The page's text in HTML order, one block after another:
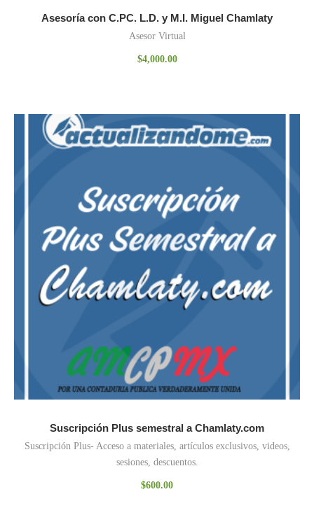
Asesoría con C.PC. L.D. y M.I. Miguel Chamlaty
Asesor Virtual
$4,000.00
Suscripción Plus semestral a Chamlaty.com
Suscripción Plus- Acceso a materiales, artículos exclusivos, videos,
sesiones, descuentos.
$600.00